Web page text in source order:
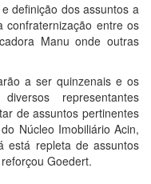
definição dos assuntos a
entre os
Manu onde outras
a ser quinzenais e os
representantes
de assuntos pertinentes
Núcleo Imobiliário Acin,
está repleta de assuntos
Goedert.